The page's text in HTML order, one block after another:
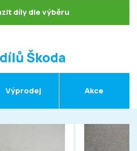
díly dle výběru
Škoda
Výprodej Akce